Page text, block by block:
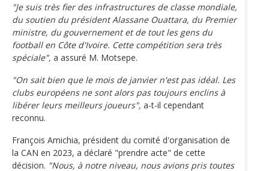
"Je suis très fier des infrastructures de classe mondiale,
du soutien du président Alassane Ouattara, du Premier
ministre, du gouvernement et de tout les gens du
football en Côte d'Ivoire. Cette compétition sera très
spéciale", a assuré M. Motsepe.
"On sait bien que le mois de janvier n'est pas idéal. Les
clubs européens ne sont alors pas toujours enclins à
libérer leurs meilleurs joueurs", a-t-il cependant
reconnu.
François Amichia, président du comité d'organisation de
la CAN en 2023, a déclaré "prendre acte" de cette
décision. "Nous, à notre niveau, nous avions pris toutes